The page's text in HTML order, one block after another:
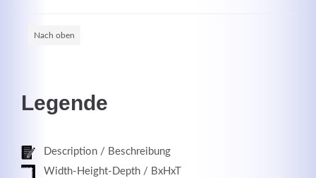
Nach oben
Legende
Description / Beschreibung
Width-Height-Depth / BxHxT